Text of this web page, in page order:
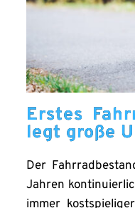
Erstes
legt große
Der
Jahren
immer